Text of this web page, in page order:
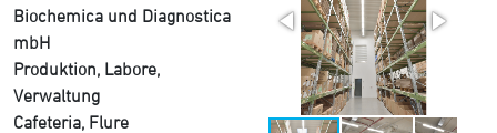
Biochemica und Diagnostica
mbH
Produktion, Labore,
Verwaltung
Cafeteria, Flure